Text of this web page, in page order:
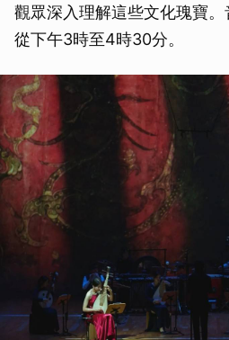
觀眾深入理解這些文化瑰寶。
從下午3時至4時30分。